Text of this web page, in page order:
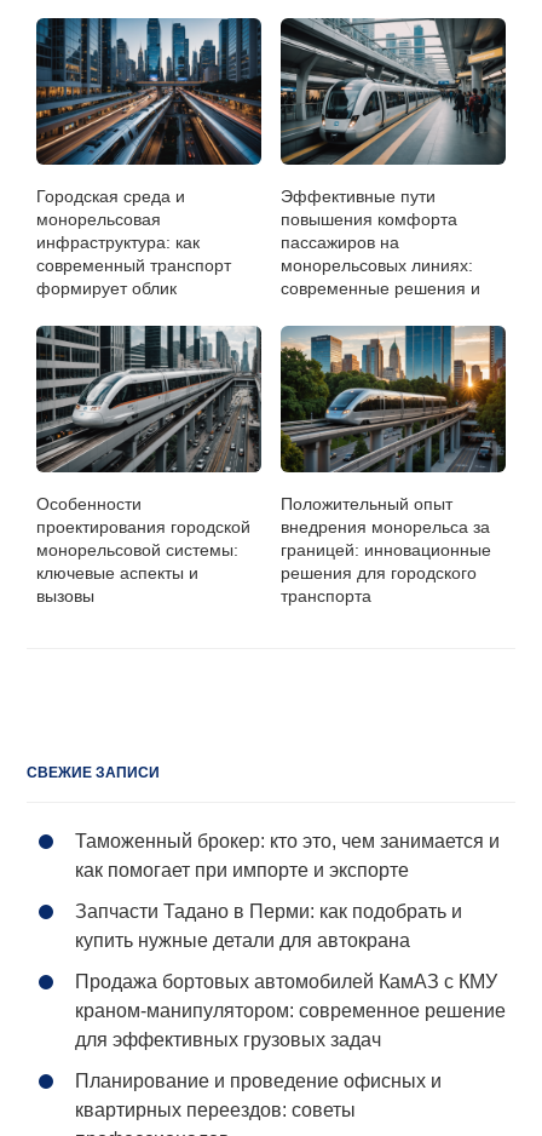
Городская среда и
монорельсовая
инфраструктура: как
современный транспорт
формирует облик
Эффективные пути
повышения комфорта
пассажиров на
монорельсовых линиях:
современные решения и
Особенности
проектирования городской
монорельсовой системы:
ключевые аспекты и
вызовы
Положительный опыт
внедрения монорельса за
границей: инновационные
решения для городского
транспорта
СВЕЖИЕ ЗАПИСИ
Таможенный брокер: кто это, чем занимается и
как помогает при импорте и экспорте
Запчасти Тадано в Перми: как подобрать и
купить нужные детали для автокрана
Продажа бортовых автомобилей КамАЗ с КМУ
краном-манипулятором: современное решение
для эффективных грузовых задач
Планирование и проведение офисных и
квартирных переездов: советы